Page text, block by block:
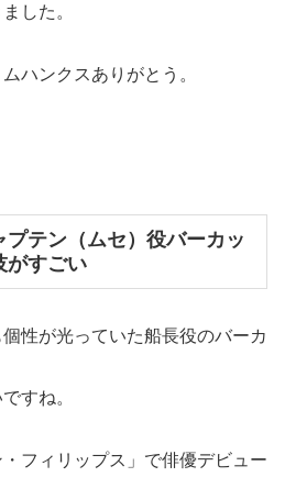
した。
ハンクスありがとう。
プテン（ムセ）役バーカッ
がすごい
性が光っていた船長役のバーカ
すね。
フィリップス」で俳優デビュー